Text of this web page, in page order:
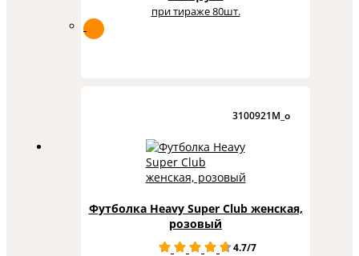
при тираже 80шт.
3100921M_o
Футболка Heavy Super Club женская,
розовый
4.7/7